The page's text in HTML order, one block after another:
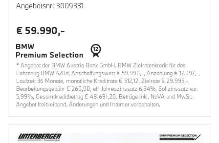
Angebotsnr: 3009331
€ 59.990,-
* Angebot der BMW Austria Bank GmbH. BMW Zielratenkredit für das
Fahrzeug BMW 420d, Anschaffungswert € 59.990,-, Anzahlung € 17.997,-,
Laufzeit 36 Monate, monatliche Kreditrate € 512,12, Zielrate € 29.995,-,
Bearbeitungsgebühr € 260,00, eff. Jahreszinssatz 6,34%, Sollzinssatz var.
5,99%, Gesamtkreditbetrag € 48.691,20. Beträge inkl. NoVA und MwSt..
Angebot freibleibend. Änderungen und Irrtümer vorbehalten.